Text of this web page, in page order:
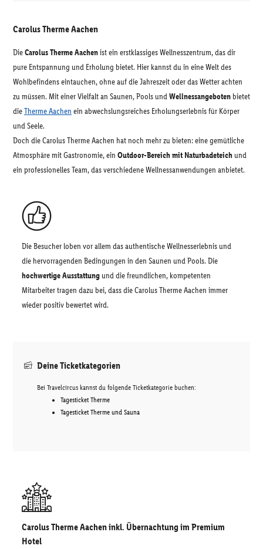
Carolus Therme Aachen
DieCarolus Therme Aachenist ein erstklassiges Wellnesszentrum, das dir
pure Entspannung und Erholung bietet. Hier kannst du in eine Welt des
Wohlbefindens eintauchen, ohne auf die Jahreszeit oder das Wetter achten
zu müssen. Mit einer Vielfalt an Saunen, Pools undWellnessangeboten bietet
dieTherme Aachen ein abwechslungsreiches Erholungserlebnis für Körper
und Seele.
Doch die Carolus Therme Aachen hat noch mehr zu bieten: eine gemütliche
Atmosphäre mit Gastronomie, ein Outdoor-Bereich mit Naturbadeteich und
ein professionelles Team, das verschiedene Wellnessanwendungen anbietet.
Die Besucher loben vor allem das authentische Wellnesserlebnis und
die hervorragenden Bedingungen in den Saunen und Pools. Die
hochwertige Ausstattung und die freundlichen, kompetenten
Mitarbeiter tragen dazu bei, dass die Carolus Therme Aachen immer
wieder positiv bewertet wird.
Deine Ticketkategorien
Bei Travelcircus kannst du folgende Ticketkategorie buchen:
Tagesticket Therme
Tagesticket Therme und Sauna
Carolus Therme Aachen inkl. Übernachtung im Premium
Hotel